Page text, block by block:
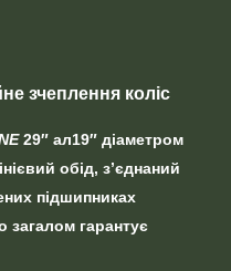
зчеплення коліс
29″ ал19″ діаметром
обід, з’єднаний
підшипниках
гарантує